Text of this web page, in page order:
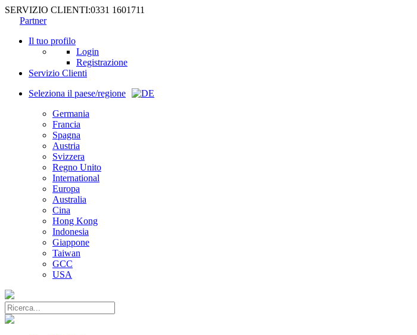
SERVIZIO CLIENTI:0331 1601711
Partner
Il tuo profilo
Login
Registrazione
Servizio Clienti
Seleziona il paese/regione
Germania
Francia
Spagna
Austria
Svizzera
Regno Unito
International
Europa
Australia
Cina
Hong Kong
Indonesia
Giappone
Taiwan
GCC
USA